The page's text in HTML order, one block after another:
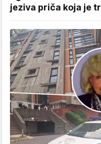
jeziva priča koja je